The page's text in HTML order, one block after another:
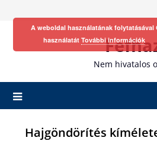
Nem hivatalos
Hajgöndörítés
A weboldal használatának folytatásával
használatát További információk